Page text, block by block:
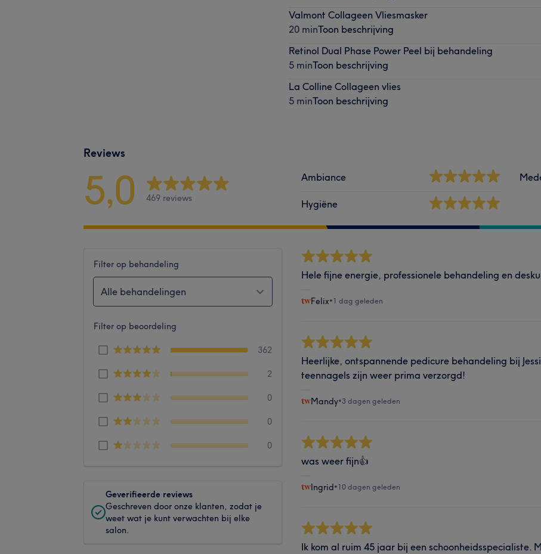
Valmont Collageen Vliesmasker
20 minToon beschrijving
Retinol Dual Phase Power Peel bij behandeling
5 minToon beschrijving
La Colline Collageen vlies
5 minToon beschrijving
Reviews
5,0 469 reviews
Ambiance
Hygiëne
Filter op behandeling
Alle behandelingen
Filter op beoordeling
362
2
0
0
0
Geverifieerde reviews
Geschreven door onze klanten, zodat je
weet wat je kunt verwachten bij elke
salon.
Hele fijne energie, professionele behandeling en
Felix•1 dag geleden
Heerlijke, ontspannende pedicure behandeling bij
teennagels zijn weer prima verzorgd!
Mandy•3 dagen geleden
was weer fijn👍
Ingrid•10 dagen geleden
Ik kom al ruim 45 jaar bij een schoonheidsspecialiste.